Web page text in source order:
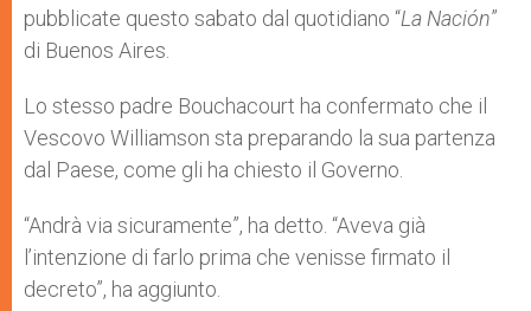
pubblicate questo sabato dal quotidiano “La Nación”
di Buenos Aires.
Lo stesso padre Bouchacourt ha confermato che il
Vescovo Williamson sta preparando la sua partenza
dal Paese, come gli ha chiesto il Governo.
“Andrà via sicuramente”, ha detto. “Aveva già
l’intenzione di farlo prima che venisse firmato il
decreto”, ha aggiunto.